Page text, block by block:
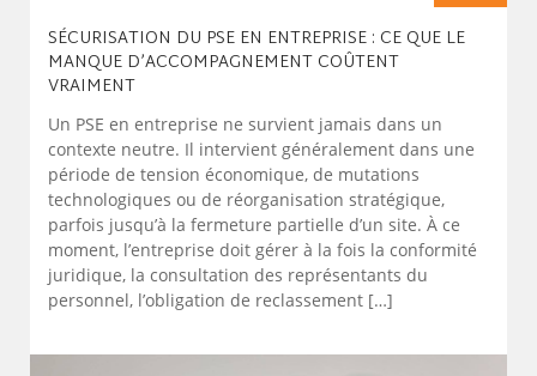
SÉCURISATION DU PSE EN ENTREPRISE : CE QUE LE
MANQUE D’ACCOMPAGNEMENT COÛTENT
VRAIMENT
Un PSE en entreprise ne survient jamais dans un
contexte neutre. Il intervient généralement dans une
période de tension économique, de mutations
technologiques ou de réorganisation stratégique,
parfois jusqu’à la fermeture partielle d’un site. À ce
moment, l’entreprise doit gérer à la fois la conformité
juridique, la consultation des représentants du
personnel, l’obligation de reclassement […]